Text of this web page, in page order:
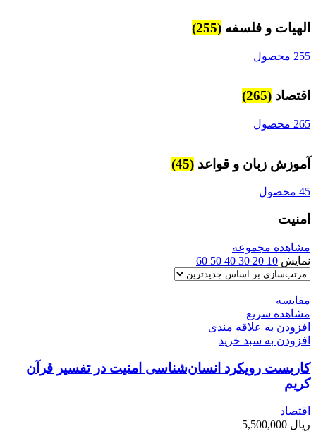
الهیات و فلسفه (255)
255 محصول
اقتصاد (265)
265 محصول
آموزش زبان و قواعد (45)
45 محصول
امنیت
مشاهده مجموعه
نمایش 10
20
30
40
50
60
مقایسه
مشاهده سریع
افزودن به علاقه مندی
افزودن به سبد خرید
کاربست رویکرد انسان‌شناسی امنیت در تفسیر قرآن
کریم
اقتصاد
ریال